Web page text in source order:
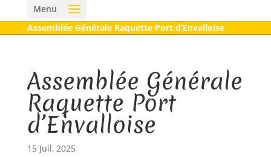
Menu
Assemblée Générale Raquette Port d’Envalloise
Assemblée Générale
Raquette Port
d’Envalloise
15 Juil, 2025